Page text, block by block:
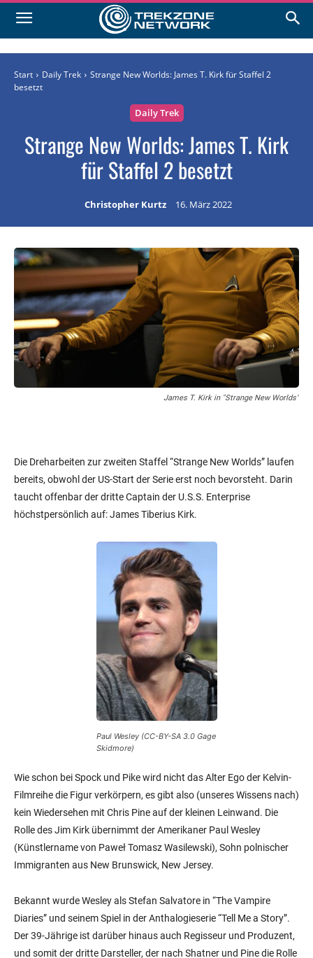
Start Daily Trek
Strange New Worlds: James T. Kirk für Staffel 2
besetzt
Daily Trek
Strange New Worlds: James T. Kirk
für Staffel 2 besetzt
Christopher Kurtz 16. März 2022
James T. Kirk in "Strange New Worlds"
Die Dreharbeiten zur zweiten Staffel “Strange New Worlds” laufen
bereits, obwohl der US-Start der Serie erst noch bevorsteht. Darin
taucht offenbar der dritte Captain der U.S.S. Enterprise
höchstpersönlich auf: James Tiberius Kirk.
Paul Wesley (CC-BY-SA 3.0 Gage
Skidmore)
Wie schon bei Spock und Pike wird nicht das Alter Ego der Kelvin-
Filmreihe die Figur verkörpern, es gibt also (unseres Wissens nach)
kein Wiedersehen mit Chris Pine auf der kleinen Leinwand. Die
Rolle des Jim Kirk übernimmt der Amerikaner Paul Wesley
(Künstlername von Paweł Tomasz Wasilewski), Sohn polnischer
Immigranten aus New Brunswick, New Jersey.
Bekannt wurde Wesley als Stefan Salvatore in “The Vampire
Diaries” und seinem Spiel in der Anthalogieserie “Tell Me a Story”.
Der 39-Jährige ist darüber hinaus auch Regisseur und Produzent,
und somit der dritte Darsteller, der nach Shatner und Pine die Rolle